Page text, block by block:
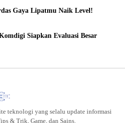
Gaya Lipatmu Naik Level!
Siapkan Evaluasi Besar
teknologi yang selalu update informasi
& Trik, Game, dan Sains.